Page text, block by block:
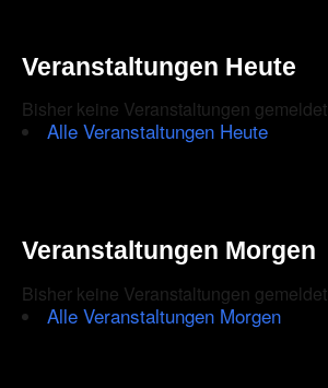
Veranstaltungen Heute
Bisher keine Veranstaltungen gemeldet
Alle Veranstaltungen Heute
Veranstaltungen Morgen
Bisher keine Veranstaltungen gemeldet
Alle Veranstaltungen Morgen